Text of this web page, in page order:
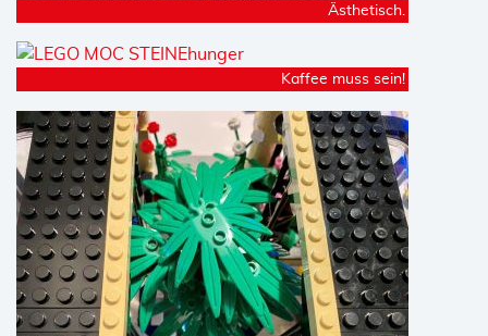
Ästhetisch.
Kaffee muss sein!